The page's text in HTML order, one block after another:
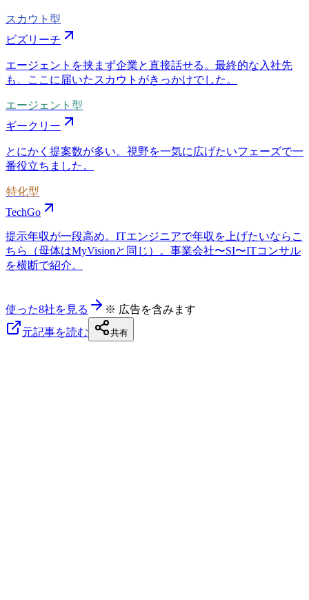
スカウト型
ビズリーチ
エージェントを挟まず企業と直接話せる。最終的な入社先
も、ここに届いたスカウトがきっかけでした。
エージェント型
ギークリー
とにかく提案数が多い。視野を一気に広げたいフェーズで一
番役立ちました。
特化型
TechGo
提示年収が一段高め。ITエンジニアで年収を上げたいならこ
ちら（母体はMyVisionと同じ）。事業会社〜SI〜ITコンサル
を横断で紹介。
使った8社を見る
※ 広告を含みます
元記事を読む
共有